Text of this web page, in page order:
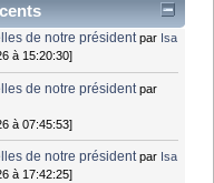
de notre président par Isa
à 15:20:30]
de notre président par
à 07:45:53]
de notre président par Isa
à 17:42:25]